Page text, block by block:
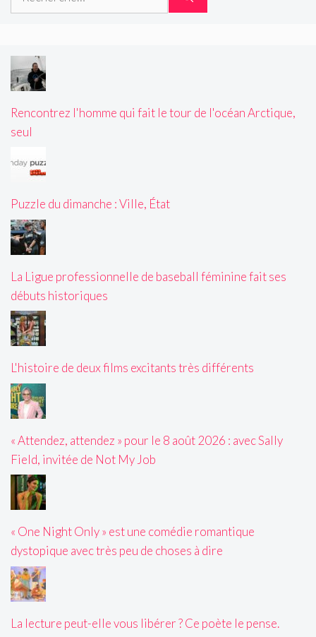
Rencontrez l'homme qui fait le tour de l'océan Arctique,
seul
Puzzle du dimanche : Ville, État
La Ligue professionnelle de baseball féminine fait ses
débuts historiques
L'histoire de deux films excitants très différents
« Attendez, attendez » pour le 8 août 2026 : avec Sally
Field, invitée de Not My Job
« One Night Only » est une comédie romantique
dystopique avec très peu de choses à dire
La lecture peut-elle vous libérer ? Ce poète le pense.